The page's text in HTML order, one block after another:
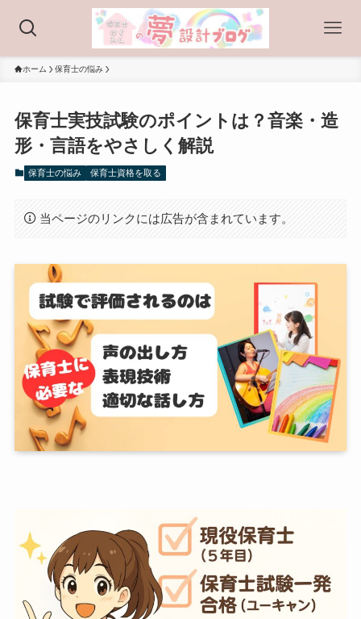
ホーム 保育士の悩み
保育士実技試験のポイントは？音楽・造
形・言語をやさしく解説
保育士の悩み 保育士資格を取る
当ページのリンクには広告が含まれています。